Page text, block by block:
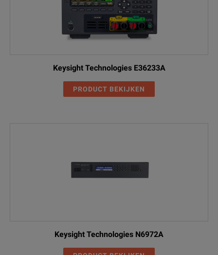
Keysight Technologies E36233A
PRODUCT BEKIJKEN
Keysight Technologies N6972A